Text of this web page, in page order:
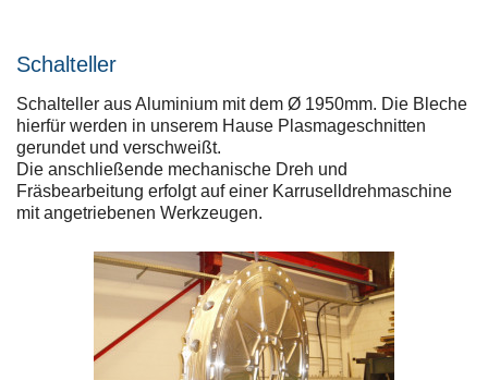
Schalteller
Schalteller aus Aluminium mit dem Ø 1950mm. Die Bleche
hierfür werden in unserem Hause Plasmageschnitten
gerundet und verschweißt.
Die anschließende mechanische Dreh und
Fräsbearbeitung erfolgt auf einer Karruselldrehmaschine
mit angetriebenen Werkzeugen.